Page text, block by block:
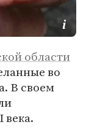
области
во
В своем
века.